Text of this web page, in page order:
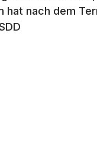
hat nach dem